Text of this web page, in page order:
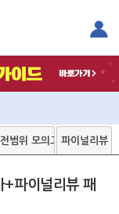
사
전범위 모의고사파이널리뷰
파이널리뷰 패